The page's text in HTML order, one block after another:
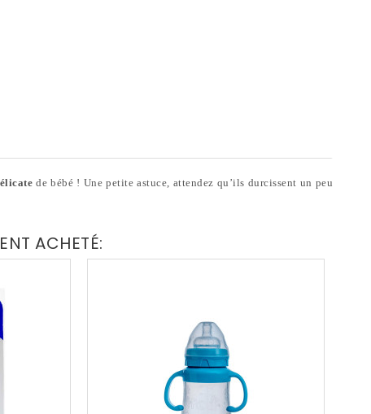
de bébé ! Une petite astuce, attendez qu’ils durcissent un peu
ACHETÉ: